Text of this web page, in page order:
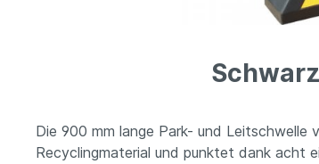
Die 900 mm lange Park- und Leitschwelle
Recyclingmaterial und punktet dank acht